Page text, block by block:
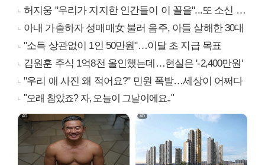
허지웅 "우리가 지지한 인간들이 이 꼴을"...또 소신 발언
아내 가출하자 성매매女 불러 음주, 아들 살해한 30대
"소득 상관없이 1인 50만원"…이달 초 지급 목표
김원훈 주식 1억8천 올인했는데…현실은 '-2,400만원'
"우리 애 사진 왜 적어요?" 민원 폭발…세상이 어쩌다
"오래 참았죠? 자, 오늘이 그날이에요.."